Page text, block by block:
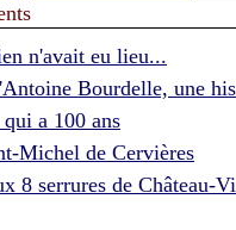
n'avait eu lieu...
Bourdelle, une
a 100 ans
Michel de Cervières
8 serrures de Château-